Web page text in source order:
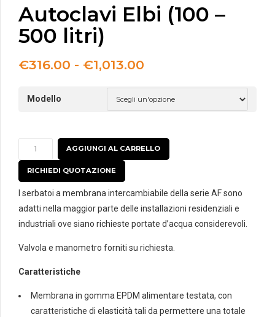
Autoclavi Elbi (100 –
500 litri)
€316.00 - €1,013.00
prezzo:
da
€316.00
€1,013.00
Modello
Autoclavi
Elbi
(100
-
500
litri)
AGGIUNGI AL CARRELLO
RICHIEDI QUOTAZIONE
I serbatoi a membrana intercambiabile della serie AF sono
adatti nella maggior parte delle installazioni residenziali e
industriali ove siano richieste portate d’acqua considerevoli.
Valvola e manometro forniti su richiesta.
Caratteristiche
Membrana in gomma EPDM alimentare testata, con
caratteristiche di elasticità tali da permettere una totale